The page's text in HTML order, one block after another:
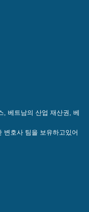
, 베트남의 산업 재산권, 베
변호사 팀을 보유하고있어